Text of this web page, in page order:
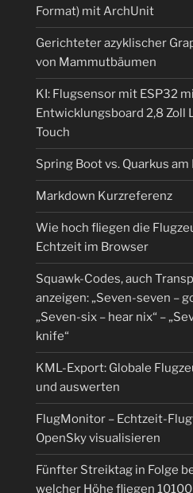
Format) mit ArchUnit
Gerichteter azyklischer
von Mammutbäumen
KI: Flugsensor mit ESP32
Entwicklungsboard 2,8 Zoll
Touch
Spring Boot vs. Quarkus
Markdown Kurzreferenz
Wie hoch fliegen die
Echtzeit im Browser
Squawk-Codes, auch
anzeigen: „Seven-seven –
„Seven-six – hear nix“ –
knife“
KML-Export: Globale
und auswerten
FlugMonitor – Echtzeit-
OpenSky visualisieren
Fünfter Streiktag in Folge
welcher Höhe fliegen